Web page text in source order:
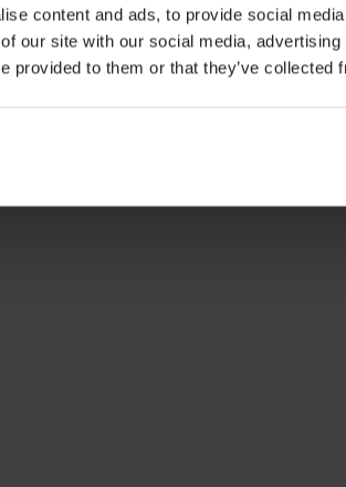
content and ads, to provide social
our site with our social media,
provided to them or that they’ve